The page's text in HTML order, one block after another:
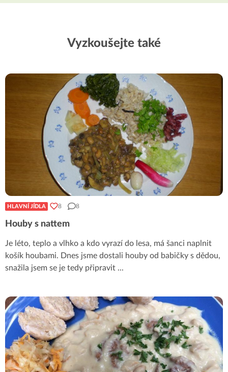
Vyzkoušejte také
HLAVNÍ JÍDLA 8 8
Houby s nattem
Je léto, teplo a vlhko a kdo vyrazí do lesa, má šanci naplnit
košík houbami. Dnes jsme dostali houby od babičky s dědou,
snažila jsem se je tedy připravit ...